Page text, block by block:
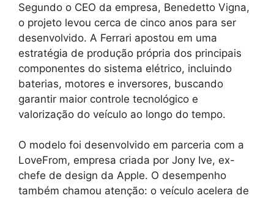
Segundo o CEO da empresa, Benedetto Vigna,
o projeto levou cerca de cinco anos para ser
desenvolvido. A Ferrari apostou em uma
estratégia de produção própria dos principais
componentes do sistema elétrico, incluindo
baterias, motores e inversores, buscando
garantir maior controle tecnológico e
valorização do veículo ao longo do tempo.
O modelo foi desenvolvido em parceria com a
LoveFrom, empresa criada por Jony Ive, ex-
chefe de design da Apple. O desempenho
também chamou atenção: o veículo acelera de